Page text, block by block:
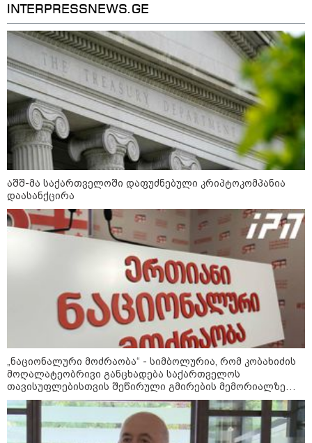
გმირების მემორიალზე
მოძრაობა"
19:03 / 08-08-2026
"მკაცრად ვგმობთ ირაკლი
კობახიძის განცხადებას" -
"კოალიცია ცვლილებისთვის"
16:33 / 08-08-2026
"გიორგი ბარამიძემ რაღაც
არასწორად ჩამოაყალიბა,
მაგრამ ნამდვილად არ
ღალატზე დაფუძნებული
დიქტატურის მსახურებისგან" -
მიხეილ სააკაშვილი
16:22 / 08-08-2026
"აი, ეს არის სამშობლოს
ღალატი" - როგორ ეხმაურება
ნიკა გვარამია აგვისტოს ომთან
დაკავშირებით ირაკლი
კობახიძის განცხადებას?
კატეგორიის ყველა სიახლე
INTERPRESSNEWS.GE
აშშ-მა საქართველოში დაფუძნებული კრიპტოკომპანია
დაასანქცირა
„ნაციონალური მოძრაობა“ - სიმბოლურია, რომ კობახიძის
მოღალატეობრივი განცხადება საქართველოს
თავისუფლებისთვის შეწირული გმირების მემორიალზე
გაკეთდა